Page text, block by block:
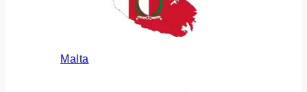
Malta